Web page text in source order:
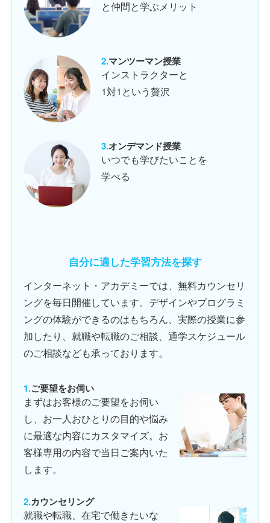
と仲間と学ぶメリット
マンツーマン授業
インストラクターと
1対1という贅沢
オンデマンド授業
いつでも学びたいことを
学べる
自分に適した学習方法を探す
インターネット・アカデミーでは、無料カウンセリ
ングを毎日開催しています。デザインやプログラミ
ングの体験ができるのはもちろん、実際の授業に参
加したり、就職や転職のご相談、通学スケジュール
のご相談なども承っております。
ご要望をお伺い
まずはお客様のご要望をお伺い
し、お一人おひとりの目的や悩み
に最適な内容にカスタマイズ。お
客様専用の内容で当日ご案内いた
します。
カウンセリング
就職や転職、在宅で働きたいな